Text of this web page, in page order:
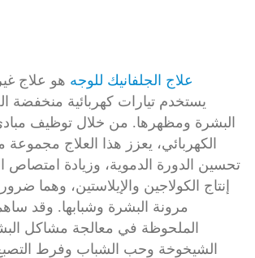
علاج الجلفانيك للوجه هو علاج
يستخدم تيارات كهربائية منخفضة
البشرة ومظهرها. من خلال توظيف مبادئ
الكهربائي، يعزز هذا العلاج
تحسين الدورة الدموية، وزيادة امتصاص
إنتاج الكولاجين والإيلاستين، وهما
مرونة البشرة وشبابها. وقد
الملحوظة في معالجة مشاكل
الشيخوخة وحب الشباب وفرط